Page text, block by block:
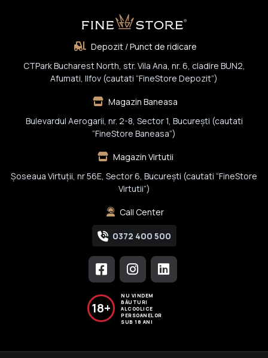
Depozit / Punct de ridicare
CTPark Bucharest North, str. Vila Ana, nr. 6, cladire BUN2,
Afumati, Ilfov (cautati “FineStore Depozit”)
Magazin Baneasa
Bulevardul Aerogarii, nr. 2-8, Sector 1, Bucureşti (cautati
“FineStore Baneasa”)
Magazin Virtutii
Șoseaua Virtuții, nr 56E, Sector 6, București (cautati “FineStore
Virtutii”)
Call Center
0372 400 500
18+
NU VINDEM
BĂUTURI
ALCOOLICE
PERSOANELOR
SUB 18 ANI